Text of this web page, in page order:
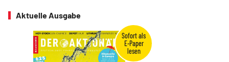
Aktuelle Ausgabe